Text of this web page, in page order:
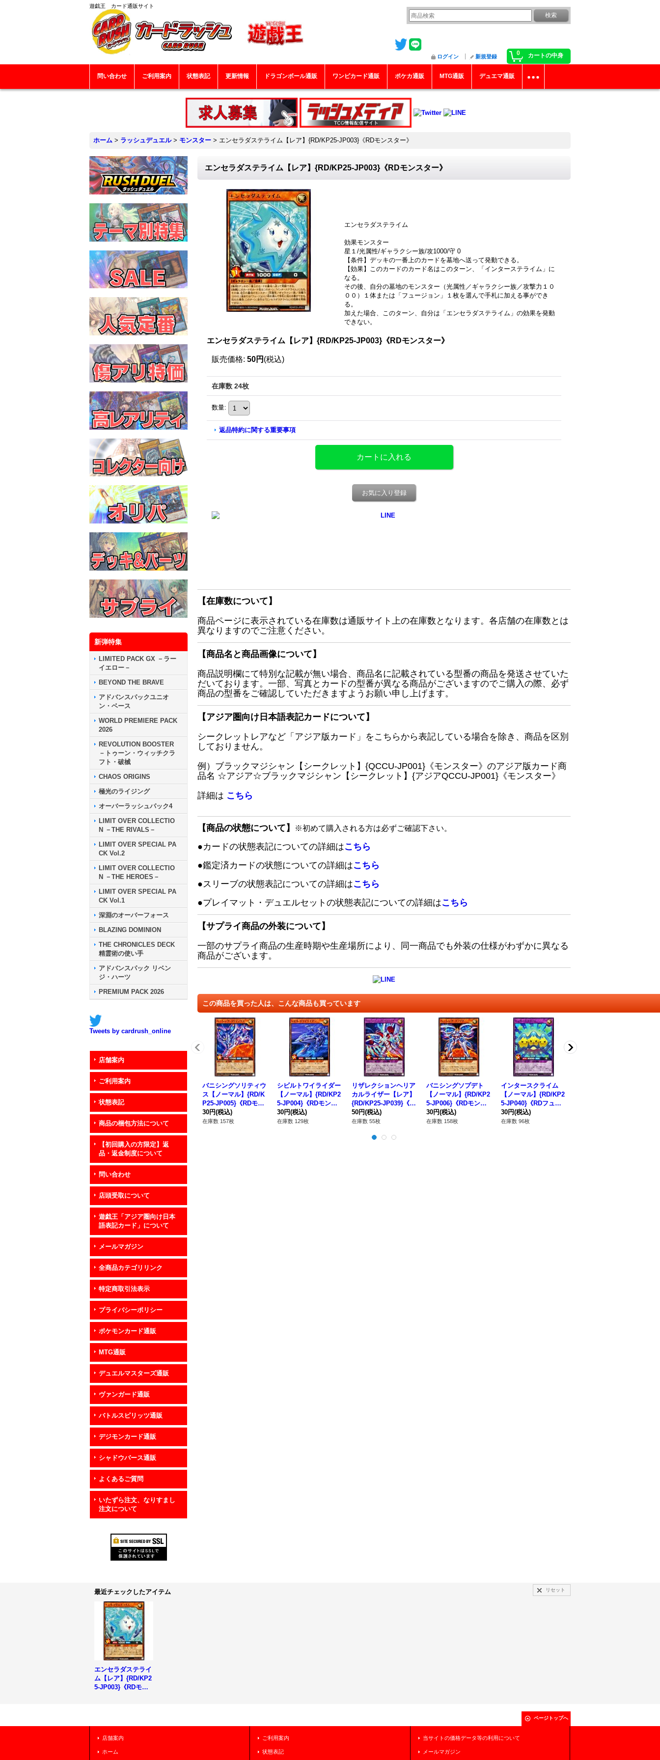
遊戯王 カード通販サイト
0 カートの中身
ログイン 新規登録
問い合わせ ご利用案内 状態表記 更新情報 ドラゴンボール通販 ワンピカード通販 ポケカ通販 MTG通販 デュエマ通販
ホーム > ラッシュデュエル > モンスター > エンセラダステライム【レア】{RD/KP25-JP003}《RDモンスター》
新弾特集
LIMITED PACK GX －ラー
イエロー－
BEYOND THE BRAVE
アドバンスパックユニオ
ン・ベース
WORLD PREMIERE PACK
2026
REVOLUTION BOOSTER
－トゥーン・ウィッチクラ
フト・破械
CHAOS ORIGINS
極光のライジング
オーバーラッシュパック4
LIMIT OVER COLLECTIO
N －THE RIVALS－
LIMIT OVER SPECIAL PA
CK Vol.2
LIMIT OVER COLLECTIO
N －THE HEROES－
LIMIT OVER SPECIAL PA
CK Vol.1
深淵のオーバーフォース
BLAZING DOMINION
THE CHRONICLES DECK
精霊術の使い手
アドバンスパック リベン
ジ・ハーツ
PREMIUM PACK 2026
Tweets by cardrush_online
店舗案内
ご利用案内
状態表記
商品の梱包方法について
【初回購入の方限定】返
品・返金制度について
問い合わせ
店頭受取について
遊戯王「アジア圏向け日本
語表記カード」について
メールマガジン
全商品カテゴリリンク
特定商取引法表示
プライバシーポリシー
ポケモンカード通販
MTG通販
デュエルマスターズ通販
ヴァンガード通販
バトルスピリッツ通販
デジモンカード通販
シャドウバース通販
よくあるご質問
いたずら注文、なりすまし
注文について
エンセラダステライム【レア】{RD/KP25-JP003}《RDモンスター》
エンセラダステライム
効果モンスター
星１/光属性/ギャラクシー族/攻1000/守 0
【条件】デッキの一番上のカードを墓地へ送って発動できる。
【効果】このカードのカード名はこのターン、「インターステライム」に
なる。
その後、自分の墓地のモンスター（光属性／ギャラクシー族／攻撃力１０
００）１体または「フュージョン」１枚を選んで手札に加える事ができ
る。
加えた場合、このターン、自分は「エンセラダステライム」の効果を発動
できない。
エンセラダステライム【レア】{RD/KP25-JP003}《RDモンスター》
販売価格: 50円 (税込)
在庫数 24枚
数量:
返品特約に関する重要事項
お気に入り登録
【在庫数について】
商品ページに表示されている在庫数は通販サイト上の在庫数となります。各店舗の在庫数とは
異なりますのでご注意ください。
【商品名と商品画像について】
商品説明欄にて特別な記載が無い場合、商品名に記載されている型番の商品を発送させていた
だいております。一部、写真とカードの型番が異なる商品がございますのでご購入の際、必ず
商品の型番をご確認していただきますようお願い申し上げます。
【アジア圏向け日本語表記カードについて】
シークレットレアなど「アジア版カード」をこちらから表記している場合を除き、商品を区別
しておりません。
例）ブラックマジシャン【シークレット】{QCCU-JP001}《モンスター》のアジア版カード商
品名 ☆アジア☆ブラックマジシャン【シークレット】{アジアQCCU-JP001}《モンスター》
詳細は こちら
【商品の状態について】 ※初めて購入される方は必ずご確認下さい。
●カードの状態表記についての詳細はこちら
●鑑定済カードの状態についての詳細はこちら
●スリーブの状態表記についての詳細はこちら
●プレイマット・デュエルセットの状態表記についての詳細はこちら
【サプライ商品の外装について】
一部のサプライ商品の生産時期や生産場所により、同一商品でも外装の仕様がわずかに異なる
商品がございます。
この商品を買った人は、こんな商品も買っています
バニシングソリティウ
ス【ノーマル】{RD/K
P25-JP005}《RDモン
スター》
30円(税込)
在庫数 157枚
シビルトワイライダー
【ノーマル】{RD/KP2
5-JP004}《RDモンス
ター》
30円(税込)
在庫数 129枚
リザレクションヘリア
カルライザー【レア】
{RD/KP25-JP039}《R
Dフュージョン》
50円(税込)
在庫数 55枚
バニシングソプデト
【ノーマル】{RD/KP2
5-JP006}《RDモンス
ター》
30円(税込)
在庫数 158枚
インタースクライム
【ノーマル】{RD/KP2
5-JP040}《RDフュー
ジョン》
30円(税込)
在庫数 96枚
最近チェックしたアイテム リセット
エンセラダステライ
ム【レア】{RD/KP2
5-JP003}《RDモン
ページトップへ
店舗案内
ホーム
ご利用案内
状態表記
当サイトの価格データ等の利用について
メールマガジン